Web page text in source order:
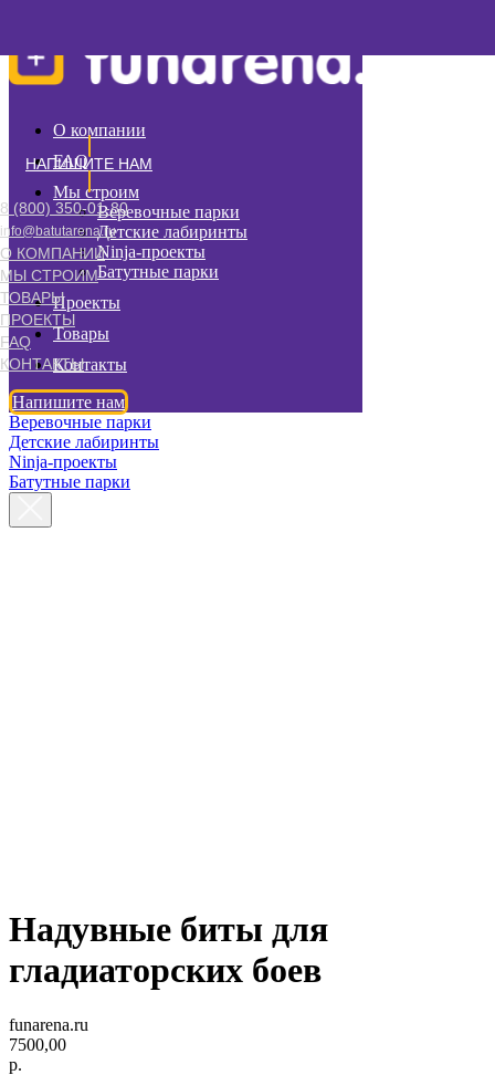
НАПИШИТЕ НАМ
8 (800) 350-01-80
info@batutarena.ru
О КОМПАНИИ
МЫ СТРОИМ
ТОВАРЫ
ПРОЕКТЫ
FAQ
КОНТАКТЫ
О компании
FAQ
Мы строим
Веревочные парки
Детские лабиринты
Ninja-проекты
Батутные парки
Проекты
Товары
Контакты
Напишите нам
Веревочные парки
Детские лабиринты
Ninja-проекты
Батутные парки
Надувные биты для
гладиаторских боев
funarena.ru
7500,00
р.